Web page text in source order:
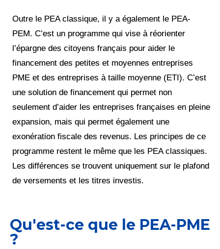
Outre le PEA classique, il y a également le PEA-
PEM. C’est un programme qui vise à réorienter
l’épargne des citoyens français pour aider le
financement des petites et moyennes entreprises
PME et des entreprises à taille moyenne (ETI). C’est
une solution de financement qui permet non
seulement d’aider les entreprises françaises en pleine
expansion, mais qui permet également une
exonération fiscale des revenus. Les principes de ce
programme restent le même que les PEA classiques.
Les différences se trouvent uniquement sur le plafond
de versements et les titres investis.
Qu'est-ce que le PEA-PME
?